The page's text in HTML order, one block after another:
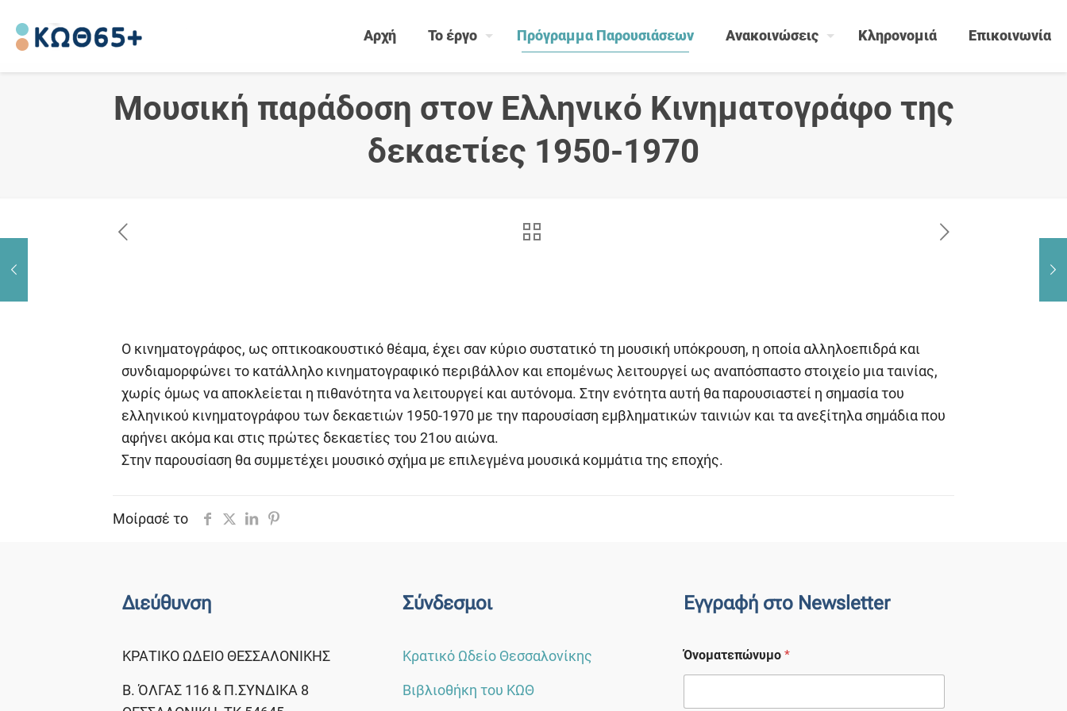
Αρχή Το έργο Πρόγραμμα Παρουσιάσεων Ανακοινώσεις Κληρονομιά Επικοινωνία
Μουσική παράδοση στον Ελληνικό Κινηματογράφο της
δεκαετίες 1950-1970
Ο κινηματογράφος, ως οπτικοακουστικό θέαμα, έχει σαν κύριο συστατικό τη μουσική υπόκρουση, η οποία αλληλοεπιδρά και
συνδιαμορφώνει το κατάλληλο κινηματογραφικό περιβάλλον και επομένως λειτουργεί ως αναπόσπαστο στοιχείο μια ταινίας,
χωρίς όμως να αποκλείεται η πιθανότητα να λειτουργεί και αυτόνομα. Στην ενότητα αυτή θα παρουσιαστεί η σημασία του
ελληνικού κινηματογράφου των δεκαετιών 1950-1970 με την παρουσίαση εμβληματικών ταινιών και τα ανεξίτηλα σημάδια που
αφήνει ακόμα και στις πρώτες δεκαετίες του 21ου αιώνα.
Στην παρουσίαση θα συμμετέχει μουσικό σχήμα με επιλεγμένα μουσικά κομμάτια της εποχής.
Μοίρασέ το
Διεύθυνση
ΚΡΑΤΙΚΟ ΩΔΕΙΟ ΘΕΣΣΑΛΟΝΙΚΗΣ
Β. ΌΛΓΑΣ 116 & Π.ΣΥΝΔΙΚΑ 8
Σύνδεσμοι
Κρατικό Ωδείο Θεσσαλονίκης
Βιβλιοθήκη του ΚΩΘ
Εγγραφή στο Newsletter
Όνοματεπώνυμο *